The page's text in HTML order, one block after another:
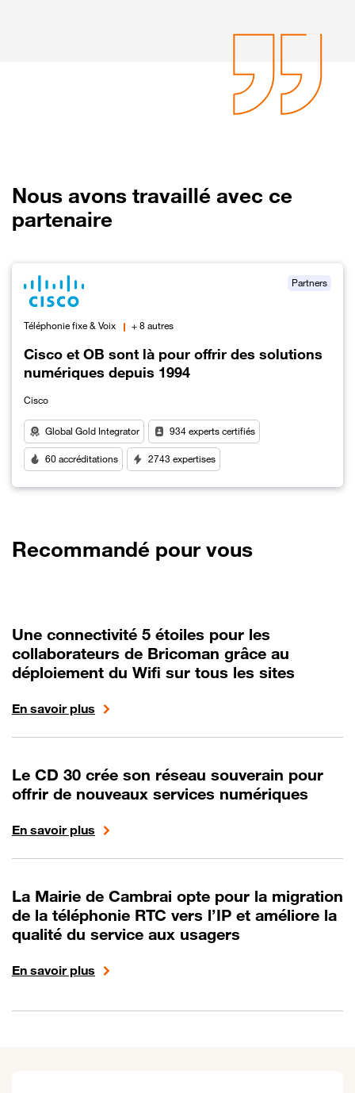
Nous avons travaillé avec ce
partenaire
Cisco et OB sont là pour offrir des solutions
numériques depuis 1994
Partners
Téléphonie fixe & Voix + 8 autres
Cisco
Global Gold Integrator 934 experts certifiés
60 accréditations 2743 expertises
Recommandé pour vous
Une connectivité 5 étoiles pour les
collaborateurs de Bricoman grâce au
déploiement du Wifi sur tous les sites
En savoir plus
Le CD 30 crée son réseau souverain pour
offrir de nouveaux services numériques
En savoir plus
La Mairie de Cambrai opte pour la migration
de la téléphonie RTC vers l’IP et améliore la
qualité du service aux usagers
En savoir plus